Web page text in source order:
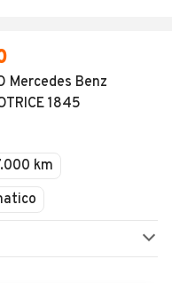
Mercedes Benz
1845
km